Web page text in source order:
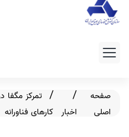
صفحه
اصلی
اخبار
تمرکز مگفا
کار‌های فناورانه